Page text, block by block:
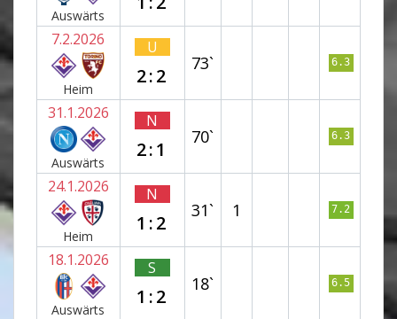
Auswärts
7.2.2026
Heim
U
2:2
73` 6.3
31.1.2026
Auswärts
N
2:1
70` 6.3
24.1.2026
Heim
N
1:2
31` 1 7.2
18.1.2026
Auswärts
S
1:2
18` 6.5